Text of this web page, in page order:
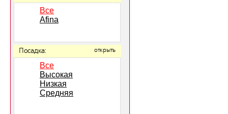
Все
Afina
Посадка: открыть
Все
Высокая
Низкая
Средняя